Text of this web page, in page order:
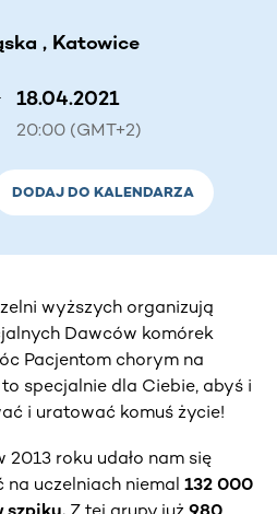
, Katowice
18.04.2021
20:00 (GMT+2)
DODAJ DO KALENDARZA
wyższych organizują
Dawców komórek
Pacjentom chorym na
specjalnie dla Ciebie, abyś i
i uratować komuś życie!
roku udało nam się
uczelniach niemal 132 000
szpiku. Z tej grupy już 980